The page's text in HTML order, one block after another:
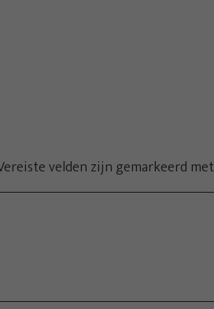
velden zijn gemarkeerd met